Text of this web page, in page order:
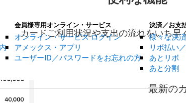
会員様専用オンライン・サービス
オンライン・サービス ログイン
アメックス・アプリ
ユーザーID／パスワードをお忘れの方
決済／お支
様々な決
リボ払い
あとリボ
あと分割
カードご利用状況や支出の流れをいち早
最新の